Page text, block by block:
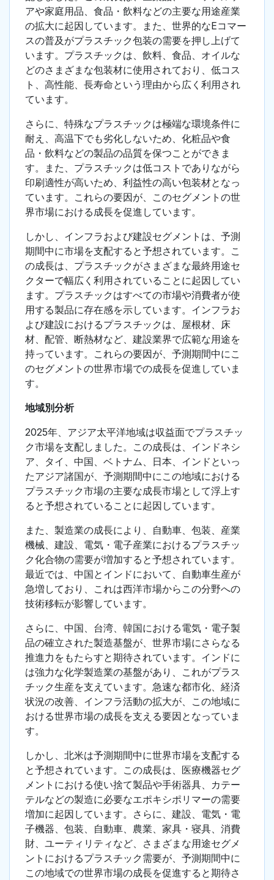
アや家庭用品、食品・飲料などの主要な用途産業
の拡大に起因しています。また、世界的なEコマー
スの普及がプラスチック包装の需要を押し上げて
います。プラスチックは、飲料、食品、オイルな
どのさまざまな包装材に使用されており、低コス
ト、高性能、長寿命という理由から広く利用され
ています。
さらに、特殊なプラスチックは極端な環境条件に
耐え、高温下でも劣化しないため、化粧品や食
品・飲料などの製品の品質を保つことができま
す。また、プラスチックは低コストでありながら
印刷適性が高いため、利益性の高い包装材となっ
ています。これらの要因が、このセグメントの世
界市場における成長を促進しています。
しかし、インフラおよび建設セグメントは、予測
期間中に市場を支配すると予想されています。こ
の成長は、プラスチックがさまざまな最終用途セ
クターで幅広く利用されていることに起因してい
ます。プラスチックはすべての市場や消費者が使
用する製品に存在感を示しています。インフラお
よび建設におけるプラスチックは、屋根材、床
材、配管、断熱材など、建設業界で広範な用途を
持っています。これらの要因が、予測期間中にこ
のセグメントの世界市場での成長を促進していま
す。
地域別分析
2025年、アジア太平洋地域は収益面でプラスチッ
ク市場を支配しました。この成長は、インドネシ
ア、タイ、中国、ベトナム、日本、インドといっ
たアジア諸国が、予測期間中にこの地域における
プラスチック市場の主要な成長市場として浮上す
ると予想されていることに起因しています。
また、製造業の成長により、自動車、包装、産業
機械、建設、電気・電子産業におけるプラスチッ
ク化合物の需要が増加すると予想されています。
最近では、中国とインドにおいて、自動車生産が
急増しており、これは西洋市場からこの分野への
技術移転が影響しています。
さらに、中国、台湾、韓国における電気・電子製
品の確立された製造基盤が、世界市場にさらなる
推進力をもたらすと期待されています。インドに
は強力な化学製造業の基盤があり、これがプラス
チック生産を支えています。急速な都市化、経済
状況の改善、インフラ活動の拡大が、この地域に
おける世界市場の成長を支える要因となっていま
す。
しかし、北米は予測期間中に世界市場を支配する
と予想されています。この成長は、医療機器セグ
メントにおける使い捨て製品や手術器具、カテー
テルなどの製造に必要なエポキシポリマーの需要
増加に起因しています。さらに、建設、電気・電
子機器、包装、自動車、農業、家具・寝具、消費
財、ユーティリティなど、さまざまな用途セグメ
ントにおけるプラスチック需要が、予測期間中に
この地域での世界市場の成長を促進すると期待さ